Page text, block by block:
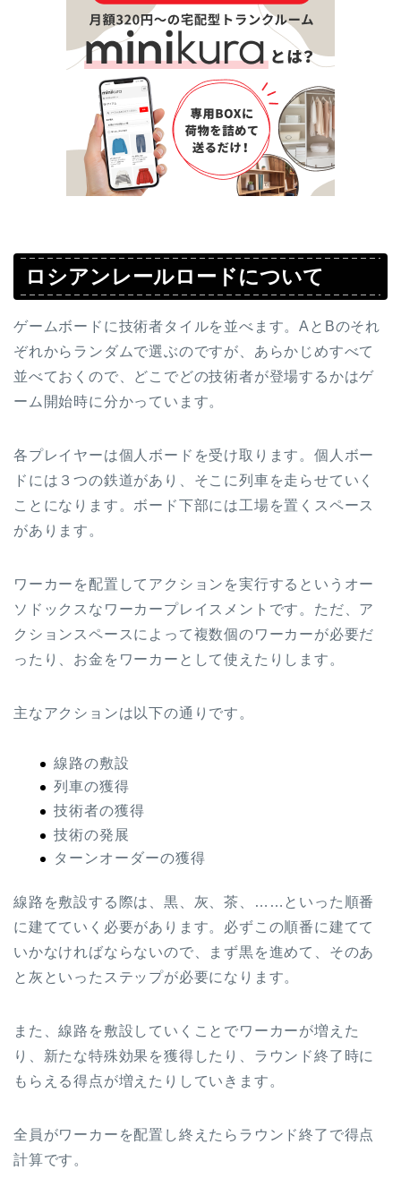
ロシアンレールロードについて
ゲームボードに技術者タイルを並べます。AとBのそれ
ぞれからランダムで選ぶのですが、あらかじめすべて
並べておくので、どこでどの技術者が登場するかはゲ
ーム開始時に分かっています。
各プレイヤーは個人ボードを受け取ります。個人ボー
ドには３つの鉄道があり、そこに列車を走らせていく
ことになります。ボード下部には工場を置くスペース
があります。
ワーカーを配置してアクションを実行するというオー
ソドックスなワーカープレイスメントです。ただ、ア
クションスペースによって複数個のワーカーが必要だ
ったり、お金をワーカーとして使えたりします。
主なアクションは以下の通りです。
線路の敷設
列車の獲得
技術者の獲得
技術の発展
ターンオーダーの獲得
線路を敷設する際は、黒、灰、茶、……といった順番
に建てていく必要があります。必ずこの順番に建てて
いかなければならないので、まず黒を進めて、そのあ
と灰といったステップが必要になります。
また、線路を敷設していくことでワーカーが増えた
り、新たな特殊効果を獲得したり、ラウンド終了時に
もらえる得点が増えたりしていきます。
全員がワーカーを配置し終えたらラウンド終了で得点
計算です。